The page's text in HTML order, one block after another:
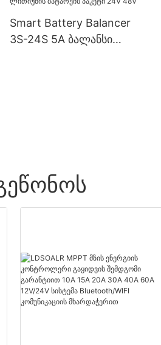
Smart Battery Balancer
3S-24S 5A ბალანსი